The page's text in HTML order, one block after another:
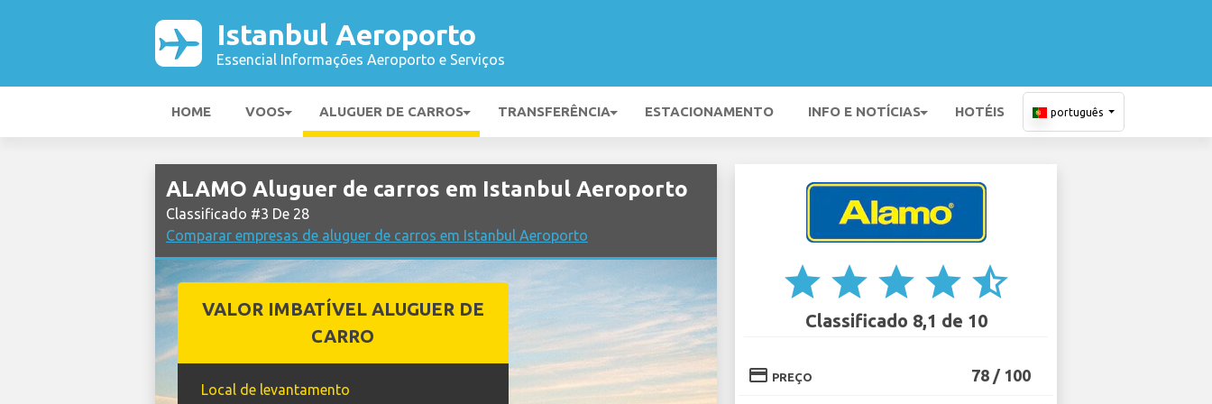
Istanbul Aeroporto
Essencial Informações Aeroporto e Serviços
HOME VOOS ALUGUER DE CARROS TRANSFERÊNCIA ESTACIONAMENTO INFO E NOTÍCIAS HOTÉIS português
ALAMO Aluguer de carros em Istanbul Aeroporto
Classificado #3 De 28
Comparar empresas de aluguer de carros em Istanbul Aeroporto
VALOR IMBATÍVEL ALUGUER DE
CARRO
Local de levantamento
star star star star star_half
Classificado 8,1 de 10
credit_card PREÇO 78 / 100